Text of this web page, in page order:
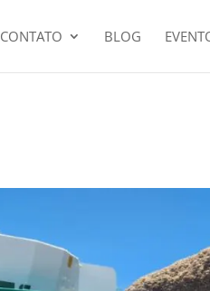
CONTATO BLOG